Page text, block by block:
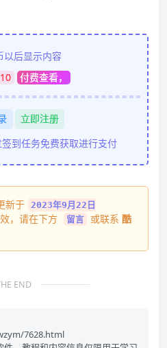
以后显示内容
10 付费查看，
立即注册
到任务免费获取进行支付
新于
2023年9月22日
，请在下方 留言 或联系 酷
END
7628.html